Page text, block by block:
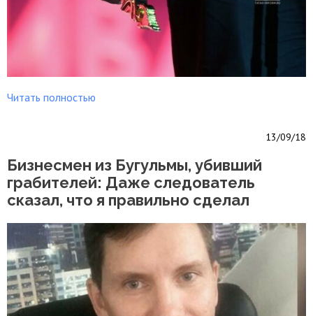
Читать полностью
13/09/18
Бизнесмен из Бугульмы, убивший
грабителей: Даже следователь
сказал, что я правильно сделал